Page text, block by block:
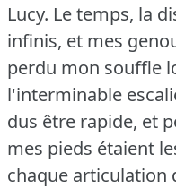
Lucy. Le temps, la
infinis, et mes
perdu mon souffle
l'interminable
dus être rapide, et
mes pieds étaient
chaque articulation